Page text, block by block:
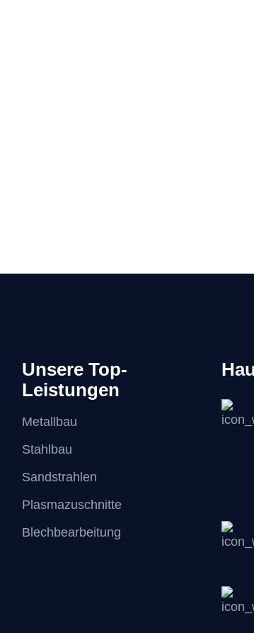
Unsere Top-
Leistungen
Metallbau
Stahlbau
Sandstrahlen
Plasmazuschnitte
Blechbearbeitung